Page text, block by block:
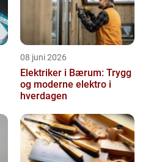
08 juni 2026
Elektriker i Bærum: Trygg
og moderne elektro i
hverdagen